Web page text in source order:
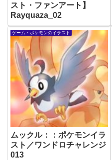
スト・ファンアート】
Rayquaza_02
ゲーム・ポケモンのイラスト
ムックル：：ポケモンイラ
スト／ワンドロチャレンジ
013